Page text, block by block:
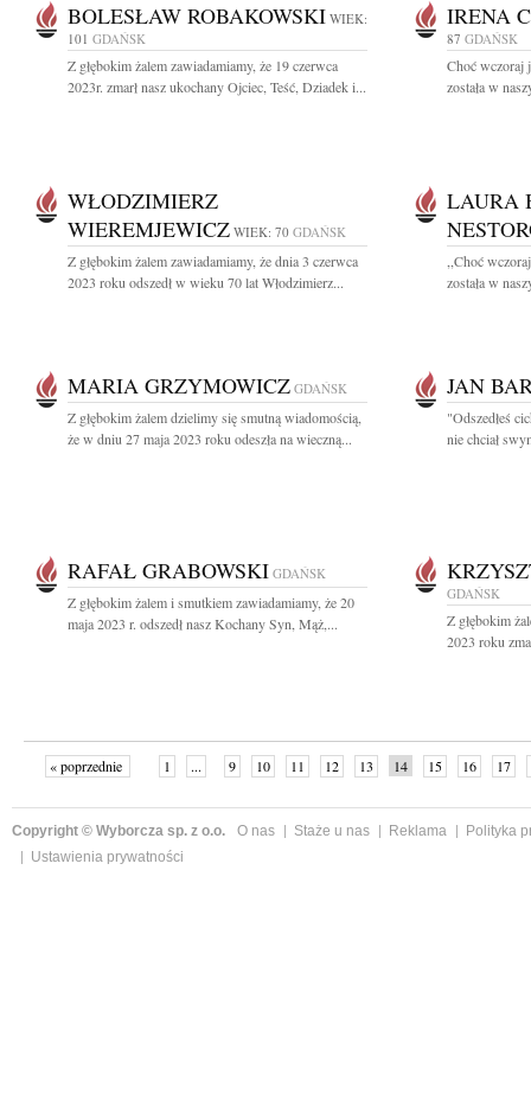
BOLESŁAW ROBAKOWSKI WIEK:
101 GDAŃSK
Z głębokim żalem zawiadamiamy, że 19 czerwca
2023r. zmarł nasz ukochany Ojciec, Teść, Dziadek i...
IRENA
87 GDAŃSK
Choć wczoraj
została w
WŁODZIMIERZ
WIEREMJEWICZ WIEK: 70 GDAŃSK
Z głębokim żalem zawiadamiamy, że dnia 3 czerwca
2023 roku odszedł w wieku 70 lat Włodzimierz...
LAURA
,,Choć
została w
MARIA GRZYMOWICZ GDAŃSK
Z głębokim żalem dzielimy się smutną wiadomością,
że w dniu 27 maja 2023 roku odeszła na wieczną...
JAN
"Odszedłeś
nie chciał
RAFAŁ GRABOWSKI GDAŃSK
Z głębokim żalem i smutkiem zawiadamiamy, że 20
maja 2023 r. odszedł nasz Kochany Syn, Mąż,...
GDAŃSK
Z głębokim
2023 roku
« poprzednie 1 ... 9 10 11 12 13 14 15 16 17
Copyright © Wyborcza sp. z o.o. O nas Staże u nas Reklama
Polityka
Ustawienia prywatności